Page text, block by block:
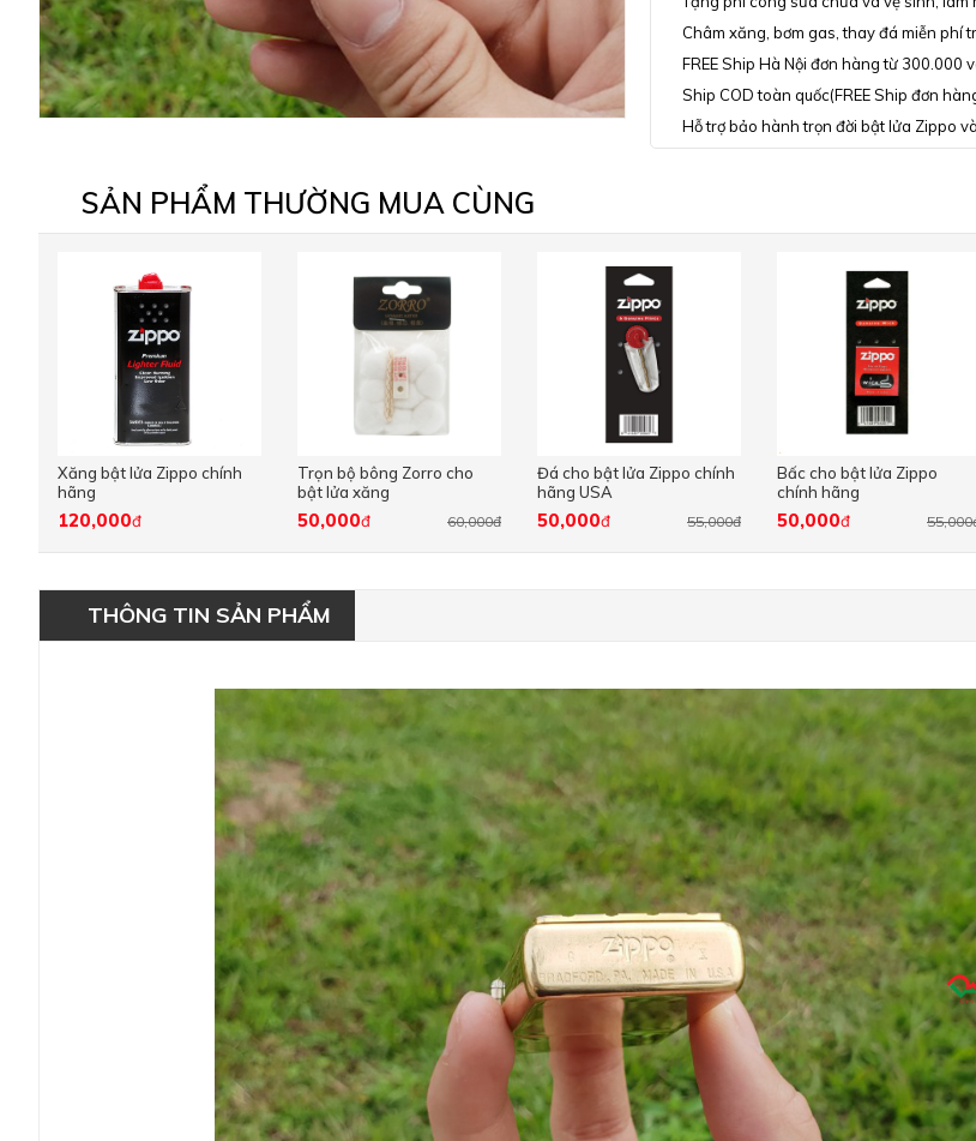
Châm xăng, bơm gas, thay đá miễn phí
FREE Ship Hà Nội đơn hàng từ 300.000
Ship COD toàn quốc(FREE Ship đơn
Hỗ trợ bảo hành trọn đời bật lửa Zippo
SẢN PHẨM THƯỜNG MUA CÙNG
Xăng bật lửa Zippo chính
hãng
120,000đ
Trọn bộ bông Zorro cho
bật lửa xăng
60,000đ
50,000đ
Đá cho bật lửa Zippo chính
hãng USA
55,000đ
50,000đ
Bấc cho bật lửa Zippo
chính hãng
50,000đ
THÔNG TIN SẢN PHẨM